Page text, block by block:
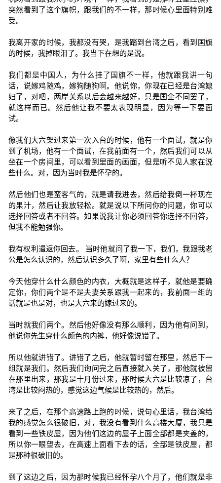
突然看到了这个旗帜，跟我们的不一样，那时候心里面特别难
受。
我离开家的时候，我都没有哭，是我踏到台湾之后，看到国旗
的时候，我掉眼泪了。我当下在想的是说。
我们都是中国人，为什么挂了国旗不一样，他就跟我讲一句
话，说嫁鸡随鸡，嫁狗随狗啊。他说你，你现在已经是台湾媳
妇了，对吧，两岸关系以后会越来越好，只是国企不同罢了，
就这样而已。然后他让我不要太表现明显，因为等一下要面
试。
像我们大六架过来第一次入台的时候，他有一个面试，就是你
到了机场，他有一个面试，在我前面有一个，然后我们可以从
坐在一个房间里，可以看到里面的画面，但是听不见人家在说
些什么。对，因为当时我是怀孕的。
然后他们也是蛮客气的，就是请我进去，然后给我倒一杯现在
的果汁，然后让我放轻松。就是说以下所问你的问题，你可以
选择回答或者不回答。如果说我让你必须回答你选择不回答，
但我不能勉强你。
我有权利遣返你回去。 当时他就问了我一下，我们，我跟我老
公是怎么认识的，然后认识多久了啊，家里有些什么人？
今天他穿什么什么颜色的内衣，大概就是这样子，就他是要确
定你，你们两个是不是夫妻关系跟我一起来的，我前面一组的
话就是也是对，也是大六来的嫁过来的。
当时就我们两个。然后他好像没有那么顺利，因为他有问到，
他说你先生穿什么颜色的内裤，他好像说错了。
所以他就讲错了。讲错了之后，他就暂时留在那里，然后下一
组就是我们。然后我们询问完之后直接就入关了，那他就被留
在那里出来，那我是十月份过来，那时候大六是比较凉了，台
湾是比较闷热的，感觉这边气候是比较热的，然后。
来了之后，在那个高速路上跑的时候，说句心里话，我台湾给
我的感觉怎么很破旧，对，我没有看到什么高楼大厦，我只是
看到一些铁皮屋，因为他们这边的屋子上面全部都是夹盖的，
所以你一眼望去，在高速上面看下去的话，全部是铁皮屋，都
是那种很破旧的。
到了这边之后，因为那时候我已经怀孕八个月了，他们就是非